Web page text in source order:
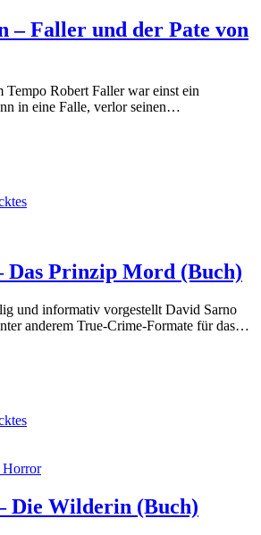
– Faller und der Pate von
Robert Faller war einst ein
in eine Falle, verlor seinen…
Das Prinzip Mord (Buch)
und informativ vorgestellt David Sarno
anderem True-Crime-Formate für das…
Die Wilderin (Buch)